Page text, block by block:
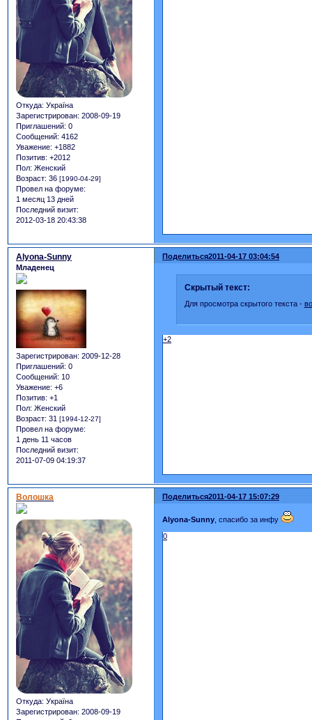
Откуда: Україна
Зарегистрирован: 2008-09-19
Приглашений: 0
Сообщений: 4162
Уважение: +1882
Позитив: +2012
Пол: Женский
Возраст: 36 [1990-04-29]
Провел на форуме:
1 месяц 13 дней
Последний визит:
2012-03-18 20:43:38
Поделиться2011-04-17 03:04:54
Alyona-Sunny
Младенец
Зарегистрирован: 2009-12-28
Приглашений: 0
Сообщений: 10
Уважение: +6
Позитив: +1
Пол: Женский
Возраст: 31 [1994-12-27]
Провел на форуме:
1 день 11 часов
Последний визит:
2011-07-09 04:19:37
Скрытый текст:
Для просмотра скрытого текста -
+2
Поделиться2011-04-17 15:07:29
Волошка
Откуда: Україна
Зарегистрирован: 2008-09-19
Alyona-Sunny , спасибо за инфу
0